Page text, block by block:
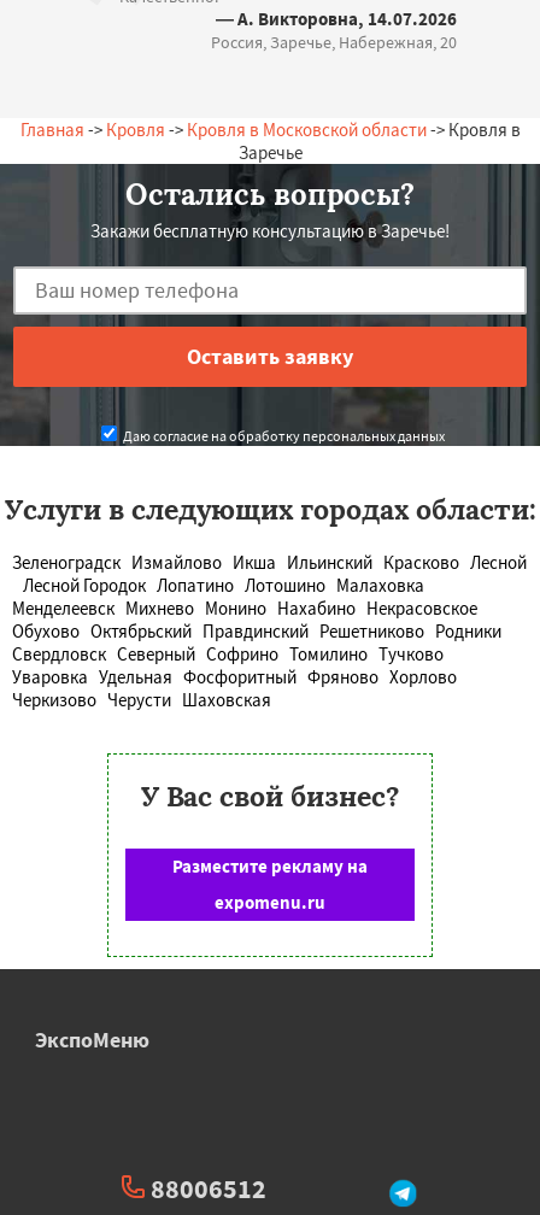
— А. Викторовна, 14.07.2026
Россия, Заречье, Набережная, 20
Главная -> Кровля -> Кровля в Московской области-> Кровля в
Заречье
Остались вопросы?
Закажи бесплатную консультацию в Заречье!
Даю согласие на обработку персональных данных
Услуги в следующих городах области:
Зеленоградск Измайлово Икша Ильинский Красково Лесной
Лесной Городок Лопатино Лотошино Малаховка
Менделеевск Михнево Монино Нахабино Некрасовское
Обухово Октябрьский Правдинский Решетниково Родники
Свердловск Северный Софрино Томилино Тучково
Уваровка Удельная Фосфоритный Фряново Хорлово
Черкизово Черусти Шаховская
У Вас свой бизнес?
Разместите рекламу на
expomenu.ru
ЭкспоМеню
88006512